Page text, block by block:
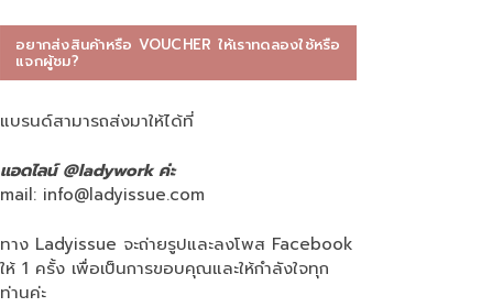
อยากส่งสินค้าหรือ VOUCHER ให้เราทดลองใช้หรือ
แจกผู้ชม?
แบรนด์สามารถส่งมาให้ได้ที่
แอดไลน์ @ladywork ค่ะ
mail: info@ladyissue.com
ทาง Ladyissue จะถ่ายรูปและลงโพส Facebook
ให้ 1 ครั้ง เพื่อเป็นการขอบคุณและให้กำลังใจทุก
ท่านค่ะ